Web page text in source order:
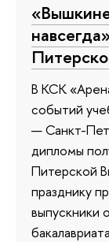
В КСК
событий
— Санкт-
дипломы
Питерской
празднику
выпускники